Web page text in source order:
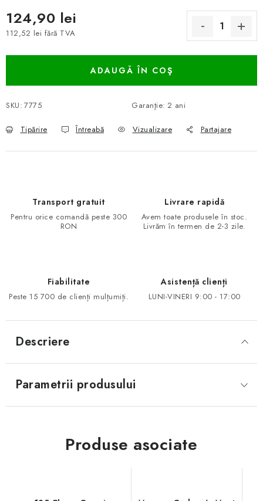
124,90 lei
112,52 lei fără TVA
ADAUGĂ ÎN COŞ
SKU: 7775 Garanţie: 2 ani
Tipărire Întreabă Vizualizare Partajare
Transport gratuit
Pentru orice comandă peste 300
RON
Livrare rapidă
Avem toate produsele în stoc.
Livrăm în termen de 2-3 zile.
Fiabilitate
Peste 15 700 de clienți mulțumiți.
Asistență clienți
LUNI-VINERI 9:00 - 17:00
Descriere
Parametrii produsului
Produse asociate